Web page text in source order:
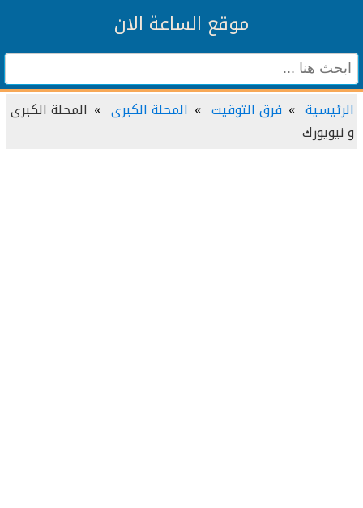
موقع الساعة الان
الرئيسية فرق التوقيت المحلة الكبرى
المحلة الكبرى
و نيويورك